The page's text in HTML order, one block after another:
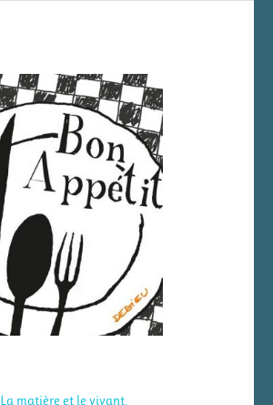
La matière et le vivant,